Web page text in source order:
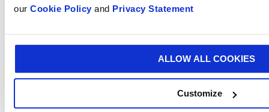
our Cookie Policy and Privacy Statement
ALLOW ALL COOKIES
Customize